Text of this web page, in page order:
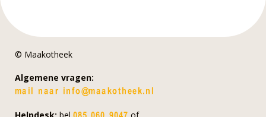
© Maakotheek
Algemene vragen: